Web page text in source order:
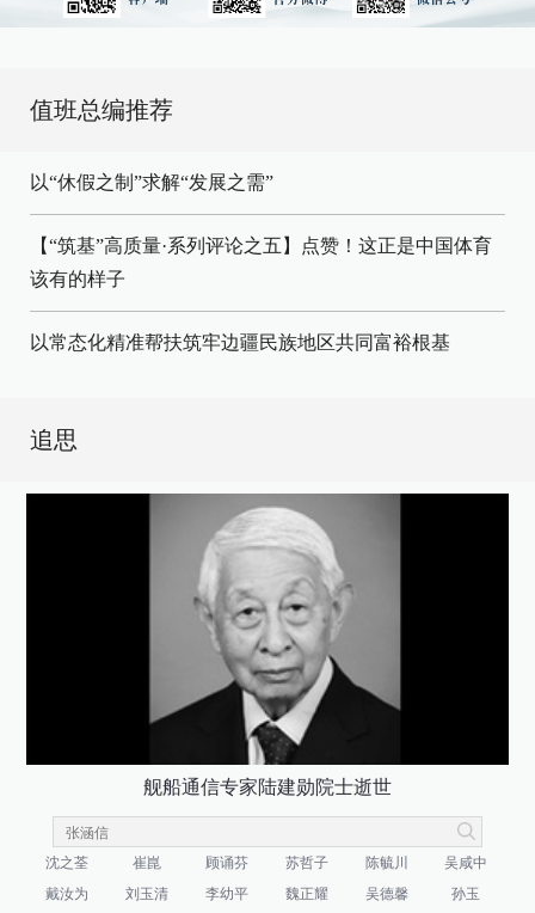
值班总编推荐
以“休假之制”求解“发展之需”
【“筑基”高质量·系列评论之五】点赞！这正是中国体育
该有的样子
以常态化精准帮扶筑牢边疆民族地区共同富裕根基
追思
舰船通信专家陆建勋院士逝世
沈之荃 崔崑 顾诵芬 苏哲子 陈毓川
吴咸中
戴汝为
刘玉清 李幼平 魏正耀 吴德馨 孙玉